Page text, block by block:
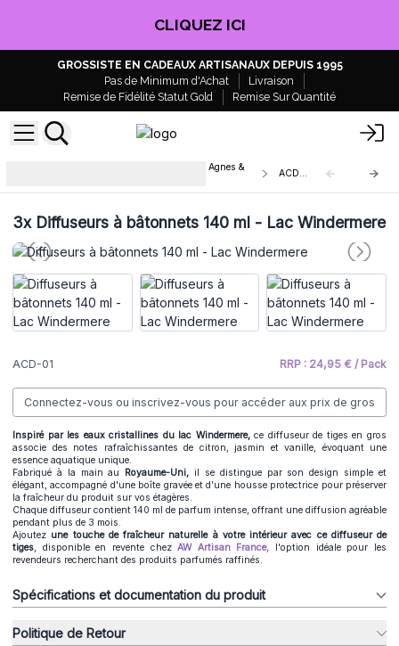
CLIQUEZ ICI
GROSSISTE EN CADEAUX ARTISANAUX DEPUIS 1995
Pas de Minimum d'Achat
Livraison
Remise de Fidélité Statut Gold
Remise Sur Quantité
Diffuseurs de parfum à bâtonnets Agnes &
ACD-01
3xDiffuseurs à bâtonnets 140 ml - Lac Windermere
ACD-01 RRP : 24,95 € / Pack
Connectez-vous ou inscrivez-vous pour accéder aux prix de gros
Inspiré par les eaux cristallines du lac Windermere,ce diffuseur de tiges en gros
associe des notes rafraîchissantes de citron, jasmin et vanille, évoquant une
essence aquatique unique.
Fabriqué à la main au
Royaume-Uni, il se distingue par son design simple et
élégant, accompagné d'une boîte gravée et d’une housse protectrice pour préserver
la fraîcheur du produit sur vos étagères.
Chaque diffuseur contient 140 ml de parfum intense, offrant une diffusion agréable
pendant plus de 3 mois.
Ajoutez une touche de fraîcheur naturelle à votre intérieur avec ce diffuseur de
tiges, disponible en revente chezAW Artisan France, l'option idéale pour les
revendeurs recherchant des produits parfumés raffinés.
Spécifications et documentation du produit
Politique de Retour